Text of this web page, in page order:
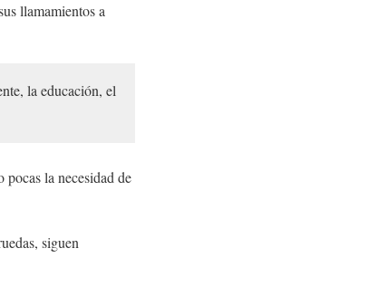
llamamientos a
la educación, el
la necesidad de
siguen